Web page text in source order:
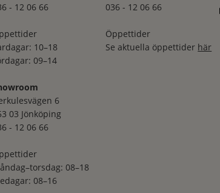
- 12 06 66
10–18
09–14
6
03 Jönköping
- 12 06 66
08–18
08–16
036 - 12 06 66
Öppettider
Se aktuella öppettider här